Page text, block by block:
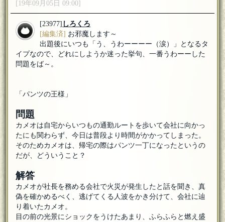
[19年09月05日 09:00]
[23977] しろくろ
[編集済] お邪魔します～
出題後にいつも「う、うわーーーー（涙）」となるタ
イプなので、どれにしようか迷った挙句、一番うわーーした
問題をば～。
「パンツの王様」
問題
カメオは自宅からいつもの通勤ルートを歩いて会社に向かっ
たにも関わらず、今日は普段より時間がかかってしまった。
そのためカメオは、帰宅の際はパンツ一丁になったというの
だが、どういうこと？
解答
カメオが社長を務める会社で火災が発生したと話を聞き、真
偽を確かめるべく、逃げてくる人波をかき分けて、会社に辿
り着いたカメオ。
目の前の光景にショックをうけたあまり、ふらふらと燃え盛